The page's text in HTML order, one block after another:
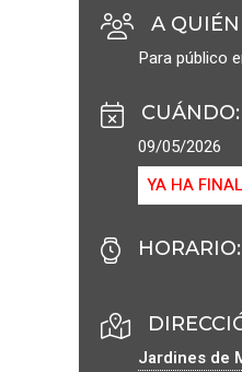
A
Para público
CUÁNDO:
09/05/2026
YA HA
HORARIO:
Jardines de